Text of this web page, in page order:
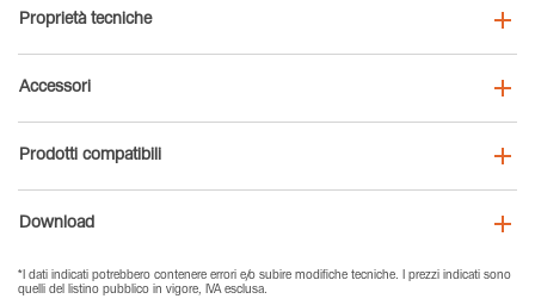
Proprietà tecniche
Accessori
Prodotti compatibili
Download
*I dati indicati potrebbero contenere errori e/o subire modifiche tecniche. I prezzi indicati sono
quelli del listino pubblico in vigore, IVA esclusa.